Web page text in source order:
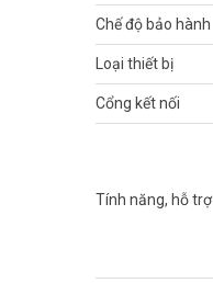
Chế độ bảo hành
Loại thiết bị
Cổng kết nối
Tính năng, hỗ trợ